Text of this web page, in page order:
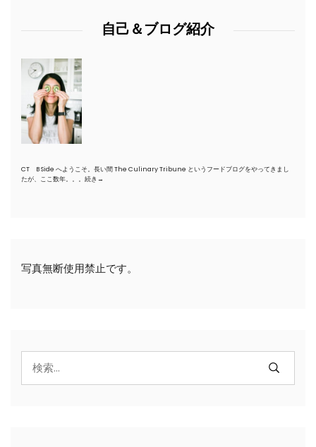
自己＆ブログ紹介
CT B Side へようこそ。長い間 The Culinary Tribune というフードブログをやってきまし
たが、ここ数年。。。 続き→
写真無断使用禁止です。